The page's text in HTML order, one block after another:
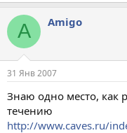
A Amigo
31 Янв 2007
Знаю одно место, как
течению
http://www.caves.ru/